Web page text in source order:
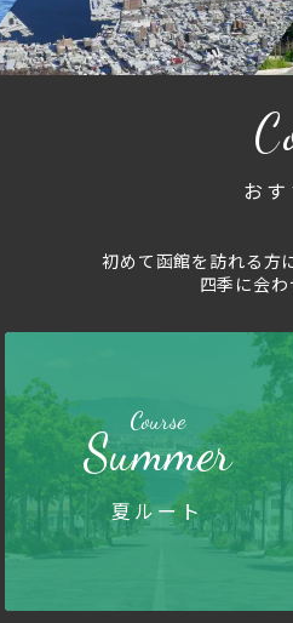
お
初めて函館を訪れる方
四季に会わ
Course
Summer
夏ルート